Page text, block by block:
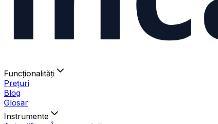
Funcționalități
Prețuri
Blog
Glosar
Instrumente